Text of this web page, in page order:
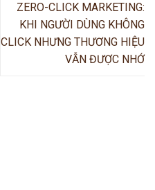
ZERO-CLICK MARKETING:
KHI NGƯỜI DÙNG KHÔNG
CLICK NHƯNG THƯƠNG HIỆU
VẪN ĐƯỢC NHỚ